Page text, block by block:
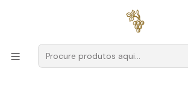
para encomendas a partir de
Produtores África do Sul
Cap Maritime South Coast Chardonnay
Swartland Branco 75cl